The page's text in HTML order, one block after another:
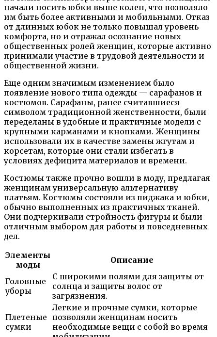
начали носить юбки выше колен, что позволяло
им быть более активными и мобильными. Отказ
от длинных юбок не только повышал уровень
комфорта, но и отражал осознание новых
общественных ролей женщин, которые активно
принимали участие в трудовой деятельности и
общественной жизни.
Еще одним значимым изменением было
появление нового типа одежды — сарафанов и
костюмов. Сарафаны, ранее считавшиеся
символом традиционной женственности, были
переделаны в удобные и практичные модели с
крупными карманами и кнопками. Женщины
использовали их в качестве замены жгутам и
корсетам, которые они стали избегать в
условиях дефицита материалов и времени.
Костюмы также прочно вошли в моду, предлагая
женщинам универсальную альтернативу
платьям. Костюмы состояли из пиджака и юбки,
обычно выполненных из практичных тканей.
Они подчеркивали стройность фигуры и были
отличным выбором для работы и повседневных
дел.
Элементы
моды
Описание
Головные
уборы
С широкими полями для защиты от
солнца и защиты волос от
загрязнения.
Плетеные
сумки
Легкие и прочные сумки, которые
позволяли женщинам носить
необходимые вещи с собой во время